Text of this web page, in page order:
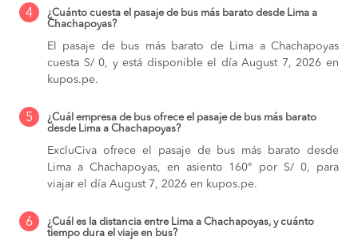
4
¿Cuánto cuesta el pasaje de bus más barato desde Lima a
Chachapoyas?
El pasaje de bus más barato de Lima a Chachapoyas
cuesta S/ 0, y está disponible el día August 7, 2026 en
kupos.pe.
5
¿Cuál empresa de bus ofrece el pasaje de bus más barato
desde Lima a Chachapoyas?
ExcluCiva ofrece el pasaje de bus más barato desde
Lima a Chachapoyas, en asiento 160° por S/ 0, para
viajar el día August 7, 2026 en kupos.pe.
6
¿Cuál es la distancia entre Lima a Chachapoyas, y cuánto
tiempo dura el viaje en bus?